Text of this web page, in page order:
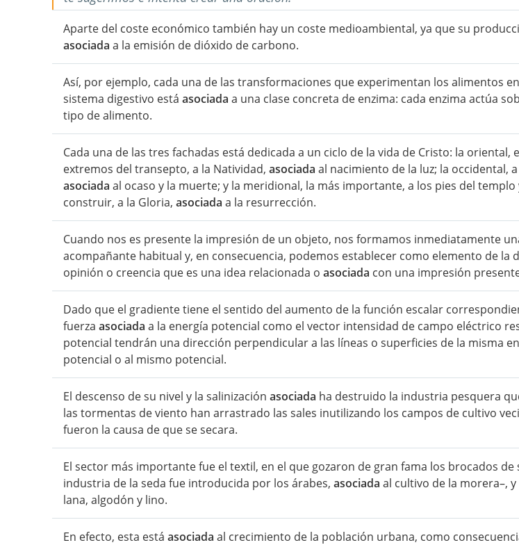
Aparte del coste económico también hay un coste medioambiental, ya que su
asociada a la emisión de dióxido de carbono.
Así, por ejemplo, cada una de las transformaciones que experimentan los alimentos
sistema digestivo está asociada a una clase concreta de enzima: cada enzima actúa
tipo de alimento.
Cada una de las tres fachadas está dedicada a un ciclo de la vida de Cristo: la oriental,
extremos del transepto, a la Natividad, asociada al nacimiento de la luz; la occidental,
asociada al ocaso y la muerte; y la meridional, la más importante, a los pies del templo
construir, a la Gloria, asociada a la resurrección.
Cuando nos es presente la impresión de un objeto, nos formamos inmediatamente
acompañante habitual y, en consecuencia, podemos establecer como elemento de la
opinión o creencia que es una idea relacionada o asociada con una impresión
Dado que el gradiente tiene el sentido del aumento de la función escalar
fuerza asociada a la energía potencial como el vector intensidad de campo eléctrico
potencial tendrán una dirección perpendicular a las líneas o superficies de la misma
potencial o al mismo potencial.
El descenso de su nivel y la salinización asociada ha destruido la industria pesquera
las tormentas de viento han arrastrado las sales inutilizando los campos de cultivo
fueron la causa de que se secara.
El sector más importante fue el textil, en el que gozaron de gran fama los brocados de
industria de la seda fue introducida por los árabes, asociada al cultivo de la morera–,
lana, algodón y lino.
En efecto, esta está asociada al crecimiento de la población urbana, como